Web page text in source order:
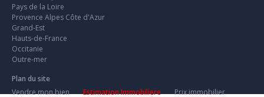
Pays de la Loire
Provence Alpes Côte d'Azur
Grand-Est
Hauts-de-France
Occitanie
Outre-mer
Plan du site
Vendre mon bien
Estimation Immobiliere
Prix immobilier